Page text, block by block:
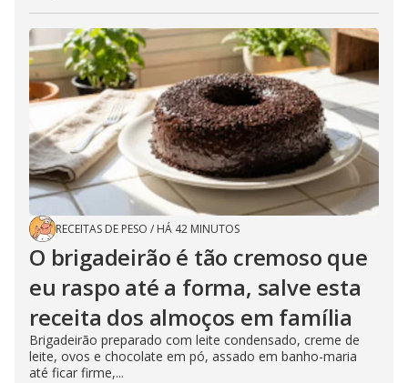
RECEITAS DE PESO / HÁ 42 MINUTOS
O brigadeirão é tão cremoso que
eu raspo até a forma, salve esta
receita dos almoços em família
Brigadeirão preparado com leite condensado, creme de
leite, ovos e chocolate em pó, assado em banho-maria
até ficar firme,...